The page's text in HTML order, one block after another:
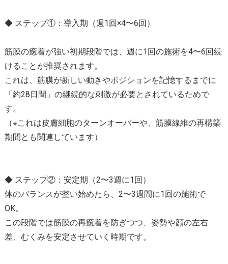
◆ ステップ①：導入期（週1回×4〜6回）
筋膜の癒着が強い初期段階では、週に1回の施術を4〜6回続
けることが推奨されます。
これは、筋膜が新しい動きやポジションを記憶するまでに
「約28日間」の継続的な刺激が必要とされているためで
す。
（※これは皮膚細胞のターンオーバーや、筋膜線維の再構築
期間とも関連しています）
◆ ステップ②：安定期（2〜3週に1回）
体のバランスが整い始めたら、2〜3週間に1回の施術で
OK。
この段階では筋膜の再癒着を防ぎつつ、姿勢や顔の左右
差、むくみを安定させていく時期です。